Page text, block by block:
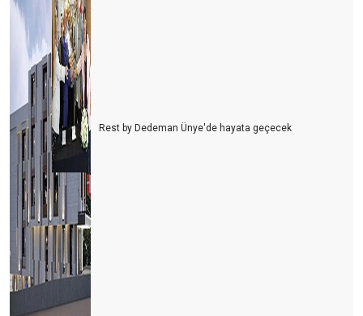
Rest by Dedeman Ünye'de hayata geçecek